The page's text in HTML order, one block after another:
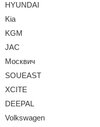
HYUNDAI
Kia
KGM
JAC
Москвич
SOUEAST
XCITE
DEEPAL
Volkswagen